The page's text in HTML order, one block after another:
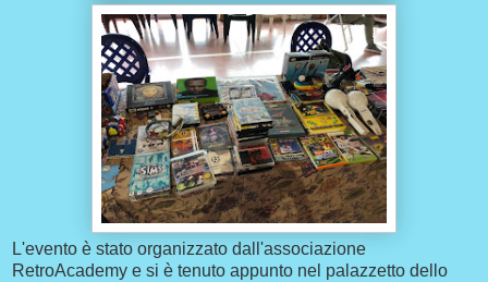
L'evento è stato organizzato dall'associazione
RetroAcademy e si è tenuto appunto nel palazzetto dello